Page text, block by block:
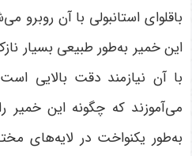
باقلوای استانبولی با آن روبرو
این خمیر به‌طور طبیعی بسیار
با آن نیازمند دقت بالایی
می‌آموزند که چگونه این خمیر
به‌طور یکنواخت در لایه‌های